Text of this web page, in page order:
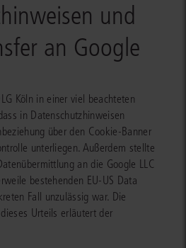
und
an Google
Köln in einer viel beachteten
in Datenschutzhinweisen
über den Cookie-Banner
unterliegen. Außerdem stellte
an die Google LLC
bestehenden EU-US Data
Fall unzulässig war. Die
Urteils erläutert der